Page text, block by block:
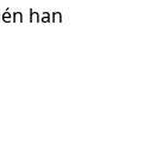
han